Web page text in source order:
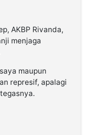
AKBP Rivanda,
menjaga
maupun
represif, apalagi